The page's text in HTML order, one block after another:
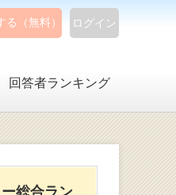
ログイン
る（無料）
回答者ランキング